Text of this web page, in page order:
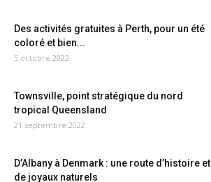
Des activités gratuites à Perth, pour un été
coloré et bien...
5 octobre 2022
Townsville, point stratégique du nord
tropical Queensland
21 septembre 2022
D’Albany à Denmark : une route d’histoire et
de joyaux naturels